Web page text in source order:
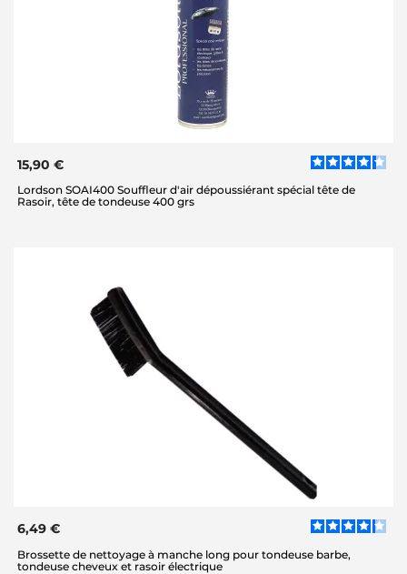
15,90 €
Lordson SOAI400 Souffleur d'air dépoussiérant spécial tête de
Rasoir, tête de tondeuse 400 grs
6,49 €
Brossette de nettoyage à manche long pour tondeuse barbe,
tondeuse cheveux et rasoir électrique